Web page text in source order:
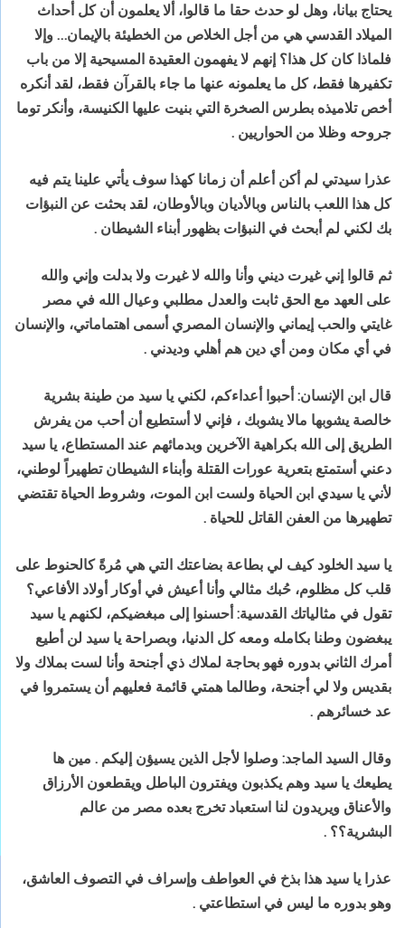
يحتاج بيانا، وهل لو حدث حقا ما قالوا، ألا يعلمون أن كل أحداث
الميلاد القدسي هي من أجل الخلاص من الخطيئة بالإيمان… وإلا
فلماذا كان كل هذا؟ إنهم لا يفهمون العقيدة المسيحية إلا من باب
تكفيرها فقط، كل ما يعلمونه عنها ما جاء بالقرآن فقط، لقد أنكره
أخص تلاميذه بطرس الصخرة التي بنيت عليها الكنيسة، وأنكر توما
جروحه وظلا من الحواريين .
عذرا سيدتي لم أكن أعلم أن زمانا كهذا سوف يأتي علينا يتم فيه
كل هذا اللعب بالناس وبالأديان وبالأوطان، لقد بحثت عن النبؤات
بك لكني لم أبحث في النبؤات بظهور أبناء الشيطان .
ثم قالوا إني غيرت ديني وأنا والله لا غيرت ولا بدلت وإني والله
على العهد مع الحق ثابت والعدل مطلبي وعيال الله في مصر
غايتي والحب إيماني والإنسان المصري أسمى اهتماماتي، والإنسان
في أي مكان ومن أي دين هم أهلي وديدني .
قال ابن الإنسان: أحبوا أعداءكم، لكني يا سيد من طينة بشرية
خالصة يشوبها مالا يشوبك ، فإني لا أستطيع أن أحب من يفرش
الطريق إلى الله بكراهية الآخرين وبدمائهم عند المستطاع، يا سيد
دعني أستمتع بتعرية عورات القتلة وأبناء الشيطان تطهيراً لوطني،
لأني يا سيدي ابن الحياة ولست ابن الموت، وشروط الحياة تقتضي
تطهيرها من العفن القاتل للحياة .
يا سيد الخلود كيف لي بطاعة بضاعتك التي هي مُرةً كالحنوط على
قلب كل مظلوم، حُبك مثالي وأنا أعيش في أوكار أولاد الأفاعي؟
تقول في مثالياتك القدسية: أحسنوا إلى مبغضيكم، لكنهم يا سيد
يبغضون وطنا بكامله ومعه كل الدنيا، وبصراحة يا سيد لن أطيع
أمرك الثاني بدوره فهو بحاجة لملاك ذي أجنحة وأنا لست بملاك ولا
بقديس ولا لي أجنحة، وطالما همتي قائمة فعليهم أن يستمروا في
عد خسائرهم .
وقال السيد الماجد: وصلوا لأجل الذين يسيؤن إليكم . مين ها
يطيعك يا سيد وهم يكذبون ويفترون الباطل ويقطعون الأرزاق
والأعناق ويريدون لنا استعباد تخرج بعده مصر من عالم
البشرية؟؟ .
عذرا يا سيد هذا بذخ في العواطف وإسراف في التصوف العاشق،
وهو بدوره ما ليس في استطاعتي .